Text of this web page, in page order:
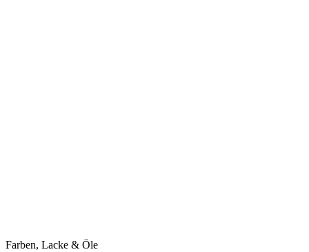
Farben, Lacke & Öle